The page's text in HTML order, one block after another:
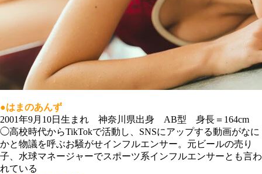
●はまのあんず
2001年9月10日生まれ 神奈川県出身 AB型 身長＝164cm
◯高校時代からTikTokで活動し、SNSにアップする動画がなに
かと物議を呼ぶお騒がせインフルエンサー。元ビールの売り
子、水球マネージャーでスポーツ系インフルエンサーとも言わ
れている